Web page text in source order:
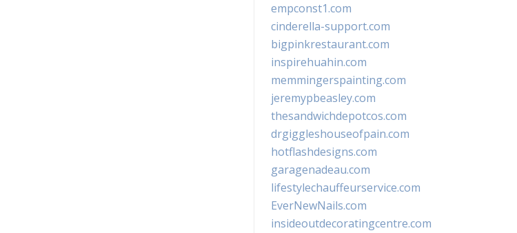
empconst1.com
cinderella-support.com
bigpinkrestaurant.com
inspirehuahin.com
memmingerspainting.com
jeremypbeasley.com
thesandwichdepotcos.com
drgiggleshouseofpain.com
hotflashdesigns.com
garagenadeau.com
lifestylechauffeurservice.com
EverNewNails.com
insideoutdecoratingcentre.com